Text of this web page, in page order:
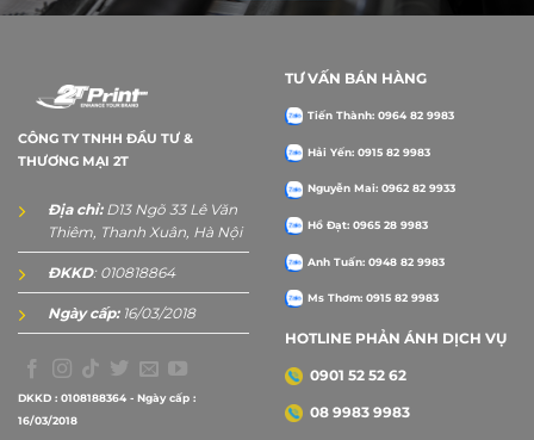
CÔNG TY TNHH ĐẦU TƯ &
THƯƠNG MẠI 2T
Địa chỉ:D13 Ngõ 33 Lê Văn
Thiêm, Thanh Xuân, Hà Nội
ĐKKD: 010818864
Ngày cấp:16/03/2018
DKKD : 0108188364 - Ngày cấp :
16/03/2018
TƯ VẤN BÁN HÀNG
Tiến Thành: 0964 82 9983
Hải Yến: 0915 82 9983
Nguyễn Mai: 0962 82 9933
Hồ Đạt: 0965 28 9983
Anh Tuấn: 0948 82 9983
Ms Thơm: 0915 82 9983
HOTLINE PHẢN ÁNH DỊCH VỤ
0901 52 52 62
08 9983 9983